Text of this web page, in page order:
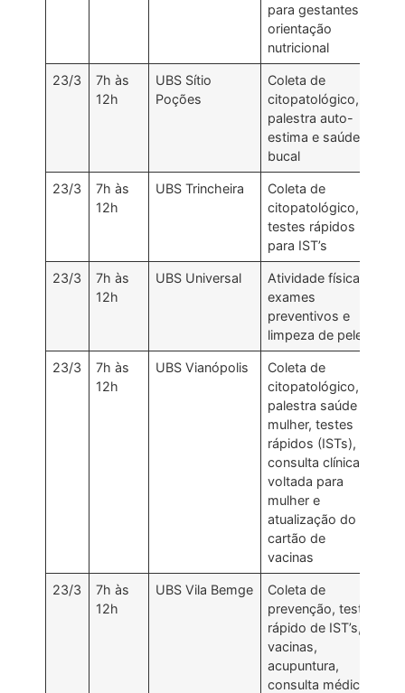
para gestantes e
orientação
nutricional
23/3
7h às
12h
UBS Sítio
Poções
Coleta de
citopatológico,
palestra auto-
estima e saúde
bucal
23/3
7h às
12h
UBS Trincheira
Coleta de
citopatológico,
testes rápidos
para IST’s
23/3
7h às
12h
UBS Universal
Atividade física,
exames
preventivos e
limpeza de pele
23/3
7h às
12h
UBS Vianópolis
Coleta de
citopatológico,
palestra saúde da
mulher, testes
rápidos (ISTs),
consulta clínica
voltada para
mulher e
atualização do
cartão de
vacinas
23/3
7h às
12h
UBS Vila Bemge
Coleta de
prevenção, teste
rápido de IST’s,
vacinas,
acupuntura,
consulta médica